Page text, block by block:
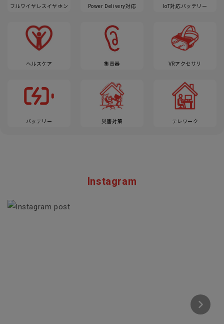
フルワイヤレスイヤホン Power Delivery対応 IoT対応バッテリー
ヘルスケア 集音器 VRアクセサリ
バッテリー 災害対策 テレワーク
Instagram